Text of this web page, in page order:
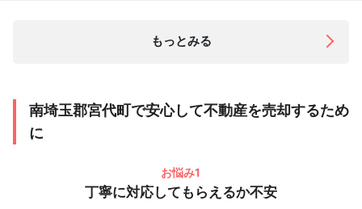
もっとみる
南埼玉郡宮代町で安心して不動産を売却するため
に
お悩み1
丁寧に対応してもらえるか不安